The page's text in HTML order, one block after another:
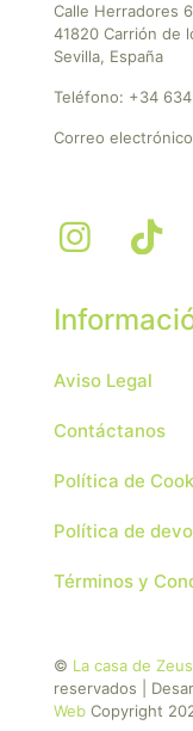
Calle Herradores
41820 Carrión de
Sevilla, España
Teléfono: +34
Correo
Aviso Legal
Contáctanos
Política de
Política de
Términos y
© La casa de
reservados |
Web Copyright